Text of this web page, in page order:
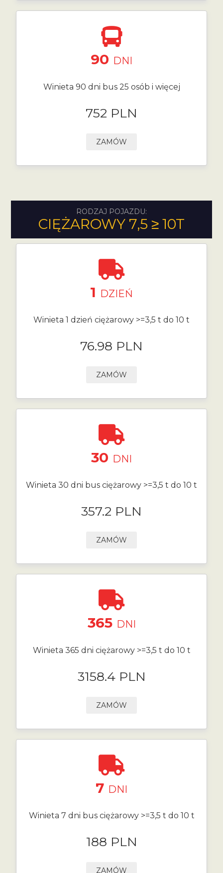
90 DNI
Winieta 90 dni bus 25 osób i więcej
752 PLN
ZAMÓW
RODZAJ POJAZDU:
CIĘŻAROWY 7,5 ≥ 10T
1 DZIEŃ
Winieta 1 dzień ciężarowy >=3,5 t do 10 t
76.98 PLN
ZAMÓW
30 DNI
Winieta 30 dni bus ciężarowy >=3,5 t do 10 t
357.2 PLN
ZAMÓW
365 DNI
Winieta 365 dni ciężarowy >=3,5 t do 10 t
3158.4 PLN
ZAMÓW
7 DNI
Winieta 7 dni bus ciężarowy >=3,5 t do 10 t
188 PLN
ZAMÓW